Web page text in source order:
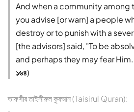
And when a community among
you advise [or warn] a people
destroy or to punish with a
[the advisors] said, "To be
and perhaps they may fear
১৬৪)
তাফসীর তাইসীরুল কুরআন (Taisirul Quran):